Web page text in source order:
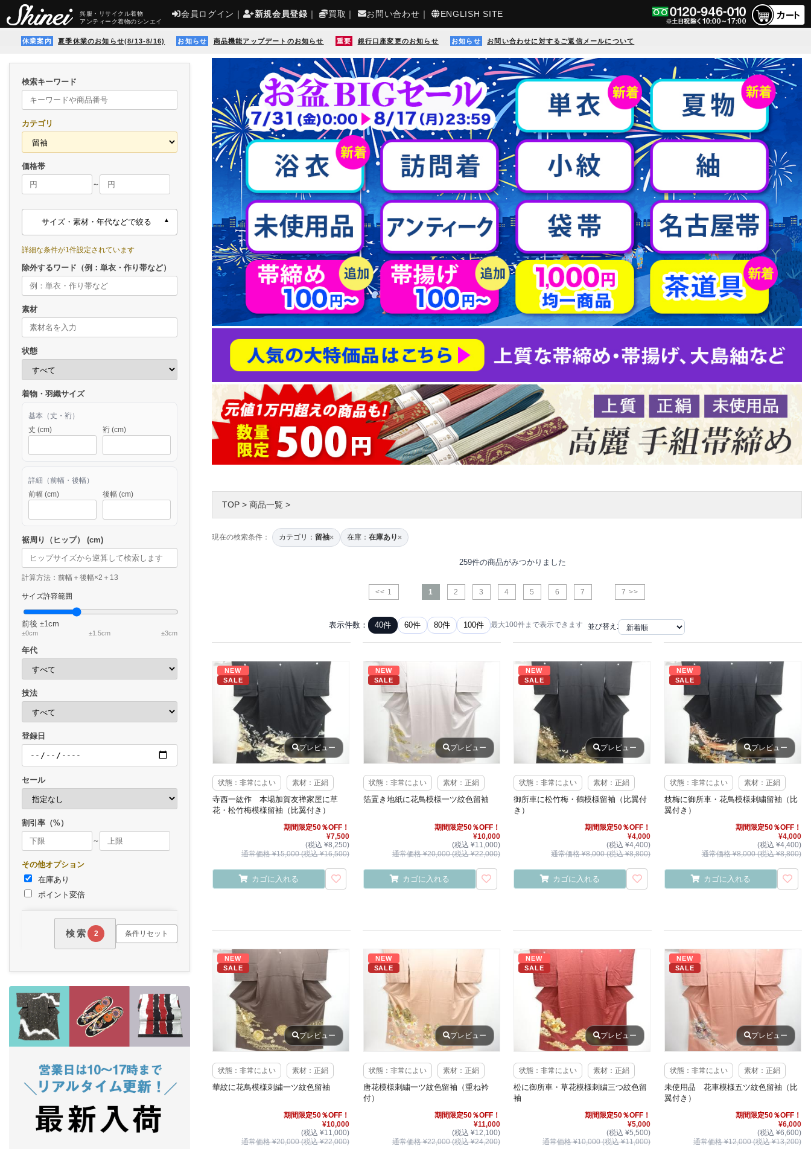
呉服・リサイクル着物
アンティーク着物のシンエイ
会員ログイン ｜ 新規会員登録 ｜ 買取 ｜ お問い合わせ ｜ ENGLISH SITE
休業案内 夏季休業のお知らせ(8/13-8/16) お知らせ 商品機能アップデートのお知らせ 重要 銀行口座変更のお知らせ お知らせ お問い合わせに対するご返信メールについて
検索キーワード
カテゴリ
価格帯
～
サイズ・素材・年代などで絞る
詳細な条件が1件設定されています
除外するワード（例：単衣・作り帯など）
素材
状態
着物・羽織サイズ
基本（丈・裄）
丈 (cm)
裄 (cm)
詳細（前幅・後幅）
前幅 (cm)
後幅 (cm)
裾周り（ヒップ） (cm)
計算方法：前幅＋後幅×2＋13
サイズ許容範囲
前後 ±1cm
±0cm ±1.5cm ±3cm
年代
技法
登録日
セール
割引率（%）
～
その他オプション
在庫あり
ポイント変倍
検索 2 条件リセット
TOP > 商品一覧 >
現在の検索条件： カテゴリ： 留袖× 在庫： 在庫あり×
259件の商品がみつかりました
<< 1 1 2 3 4 5 6 7 7 >>
表示件数： 40件 60件 80件 100件 最大100件まで表示できます 並び替え:
NEW
SALE
プレビュー
状態：非常によい 素材：正絹
寺西一紘作 本場加賀友禅家屋に草
花・松竹梅模様留袖（比翼付き）
期間限定50％OFF！
¥7,500
(税込 ¥8,250)
通常価格 ¥15,000 (税込 ¥16,500)
カゴに入れる
NEW
SALE
プレビュー
状態：非常によい 素材：正絹
箔置き地紙に花鳥模様一ツ紋色留袖
期間限定50％OFF！
¥10,000
(税込 ¥11,000)
通常価格 ¥20,000 (税込 ¥22,000)
カゴに入れる
NEW
SALE
プレビュー
状態：非常によい 素材：正絹
御所車に松竹梅・鶴模様留袖（比翼付
き）
期間限定50％OFF！
¥4,000
(税込 ¥4,400)
通常価格 ¥8,000 (税込 ¥8,800)
カゴに入れる
NEW
SALE
プレビュー
状態：非常によい 素材：正絹
枝梅に御所車・花鳥模様刺繍留袖（比
翼付き）
期間限定50％OFF！
¥4,000
(税込 ¥4,400)
通常価格 ¥8,000 (税込 ¥8,800)
カゴに入れる
NEW
SALE
プレビュー
状態：非常によい 素材：正絹
華紋に花鳥模様刺繍一ツ紋色留袖
期間限定50％OFF！
¥10,000
(税込 ¥11,000)
通常価格 ¥20,000 (税込 ¥22,000)
NEW
SALE
プレビュー
状態：非常によい 素材：正絹
唐花模様刺繍一ツ紋色留袖（重ね衿
付）
期間限定50％OFF！
¥11,000
(税込 ¥12,100)
通常価格 ¥22,000 (税込 ¥24,200)
NEW
SALE
プレビュー
状態：非常によい 素材：正絹
松に御所車・草花模様刺繍三つ紋色留
袖
期間限定50％OFF！
¥5,000
(税込 ¥5,500)
通常価格 ¥10,000 (税込 ¥11,000)
NEW
SALE
プレビュー
状態：非常によい 素材：正絹
未使用品 花車模様五ツ紋色留袖（比
翼付き）
期間限定50％OFF！
¥6,000
(税込 ¥6,600)
通常価格 ¥12,000 (税込 ¥13,200)